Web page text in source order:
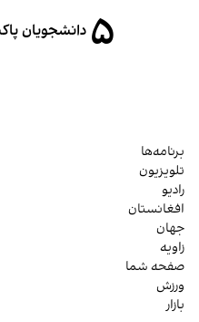
۵ دانشجویان
برنامه‌ها
تلویزیون
رادیو
افغانستان
جهان
زاویه
صفحه شما
ورزش
بازار